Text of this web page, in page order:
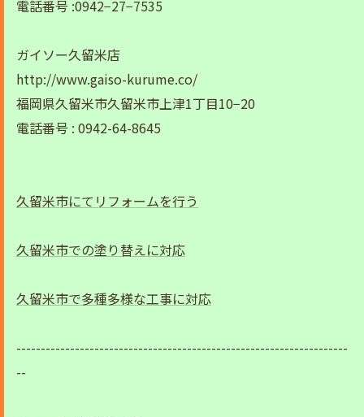
電話番号 :0942−27−7535
ガイソー久留米店
http://www.gaiso-kurume.co/
福岡県久留米市久留米市上津1丁目10−20
電話番号 : 0942-64-8645
久留米市にてリフォームを行う
久留米市での塗り替えに対応
久留米市で多種多様な工事に対応
--------------------------------------------------------------------
--